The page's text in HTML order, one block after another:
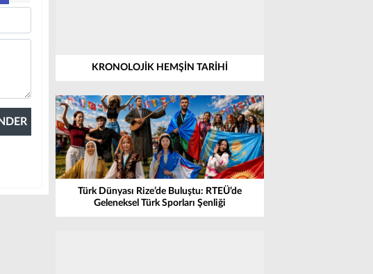
KRONOLOJİK HEMŞİN TARİHİ
Türk Dünyası Rize’de Buluştu: RTEÜ’de
Geleneksel Türk Sporları Şenliği